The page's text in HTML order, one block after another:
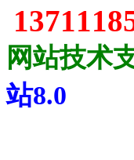
网站
站8.0